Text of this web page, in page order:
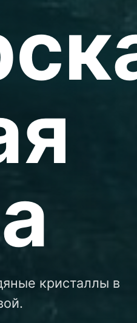
кристаллы в